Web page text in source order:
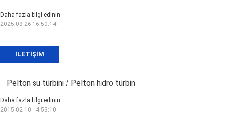
İLETIŞIM
Daha fazla bilgi edinin
2025-08-26 16:50:14
Pelton su türbini / Pelton hidro türbin
Daha fazla bilgi edinin
2015-02-10 14:53:10